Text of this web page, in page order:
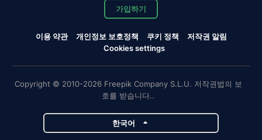
가입하기
이용 약관 개인정보 보호정책 쿠키 정책
저작권 알림
Cookies settings
Copyright © 2010-2026 Freepik Company S.L.U. 저작권법의 보
호를 받습니다..
한국어